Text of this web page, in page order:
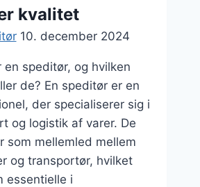
kvalitet
10. december 2024
en speditør, og hvilken
de? En speditør er en
der specialiserer sig i
og logistik af varer. De
som mellemled mellem
og transportør, hvilket
essentielle i